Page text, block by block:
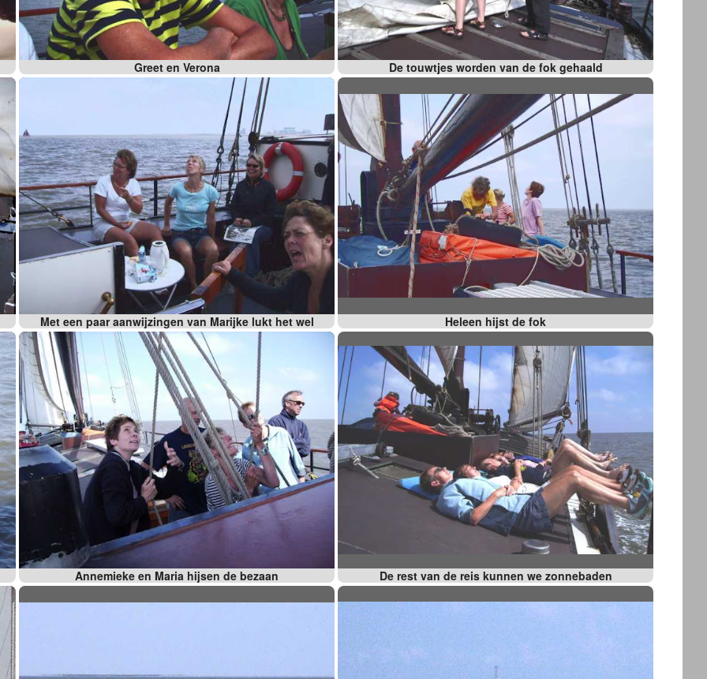
Greet en Verona De touwtjes worden van de fok gehaald
Met een paar aanwijzingen van Marijke lukt het wel Heleen hijst de fok
Annemieke en Maria hijsen de bezaan De rest van de reis kunnen we zonnebaden